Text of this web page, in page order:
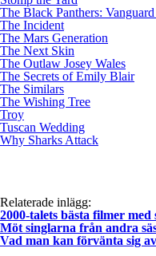
The Black Panthers:
The Incident
The Mars Generation
The Next Skin
The Outlaw Josey Wales
The Secrets of Emily Blair
The Similars
The Wishing Tree
Troy
Tuscan Wedding
Why Sharks Attack
Relaterade inlägg:
2000-talets bästa filmer med
Möt singlarna från andra
Vad man kan förvänta sig